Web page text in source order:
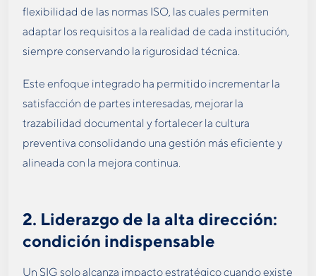
flexibilidad de las normas ISO, las cuales permiten
adaptar los requisitos a la realidad de cada institución,
siempre conservando la rigurosidad técnica.
Este enfoque integrado ha permitido incrementar la
satisfacción de partes interesadas, mejorar la
trazabilidad documental y fortalecer la cultura
preventiva consolidando una gestión más eficiente y
alineada con la mejora continua.
2. Liderazgo de la alta dirección:
condición indispensable
Un SIG solo alcanza impacto estratégico cuando existe